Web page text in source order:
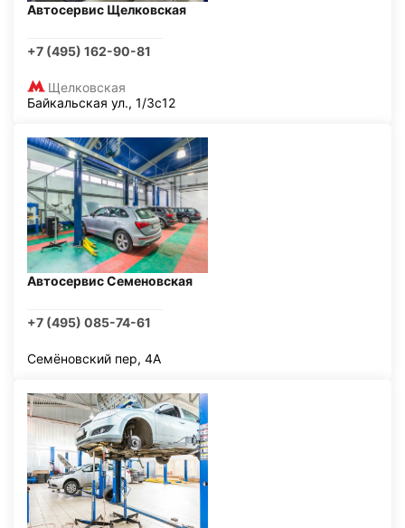
Автосервис Щелковская
+7 (495) 162-90-81
Щелковская
Байкальская ул., 1/3с12
Автосервис Семеновская
+7 (495) 085-74-61
Семёновский пер, 4А